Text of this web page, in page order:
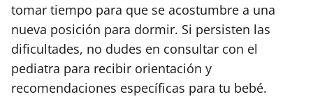
tomar tiempo para que se acostumbre a una
nueva posición para dormir. Si persisten las
dificultades, no dudes en consultar con el
pediatra para recibir orientación y
recomendaciones específicas para tu bebé.